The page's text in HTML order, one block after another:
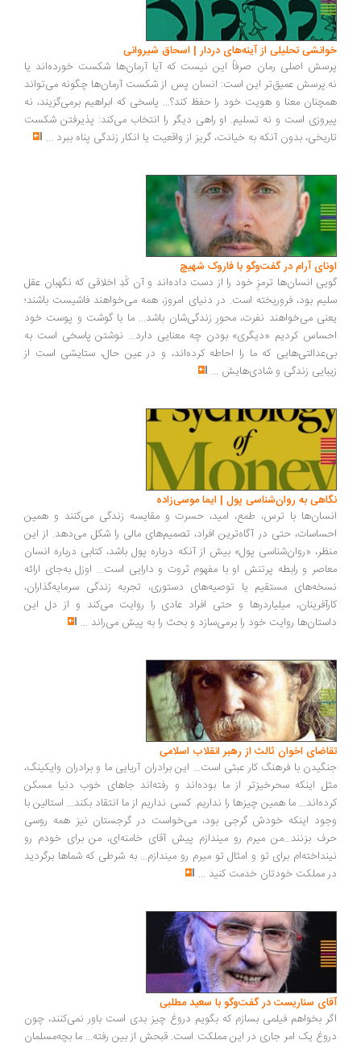
تحلیلی از آینه‌های دردار | اسحاق شیروانی
اصلی رمان صرفاً این نیست که آیا آرمان‌ها شکست خورده‌اند یا
عمیق‌تر این است: انسان پس از شکست آرمان‌ها چگونه می‌تواند
معنا و هویت خود را حفظ کند؟... پاسخی که ابراهیم برمی‌گزیند، نه
است و نه تسلیم. او راهی دیگر را انتخاب می‌کند: پذیرفتن شکست
بدون آنکه به خیانت، گریز از واقعیت یا انکار زندگی پناه ببرد...
آرام در گفت‌وگو با فاروک شهیچ‭
انسان‌ها ترمزِ خود را از دست داده‌اند و آن کُدِ اخلاقی که نگهبان عقل
بود، فروریخته است. در دنیای امروز، همه می‌خواهند فاشیست باشند؛
می‌خواهند نفرت، محورِ زندگی‌شان باشد... ما با گوشت و پوست خود
کردیم «دیگری» بودن چه معنایی دارد... نوشتن پاسخی است به
که ما را احاطه کرده‌اند، و در عین حال، ستایشی است از
زندگی و شادی‌هایش...
به روان‌شناسی پول | ایما موسی‌زاده
با ترس، طمع، امید، حسرت و مقایسه زندگی می‌کنند و همین
حتی در آگاه‌ترین افراد، تصمیم‌های مالی را شکل می‌دهد. از این
«روان‌شناسی پول» بیش از آنکه درباره پول باشد، کتابی درباره انسان
و رابطه پرتنش او با مفهوم ثروت و دارایی است... اوزل به‌جای ارائه
مستقیم یا توصیه‌های دستوری، تجربه زندگی سرمایه‌گذاران،
میلیاردرها و حتی افراد عادی را روایت می‌کند و از دل این
روایت خود را برمی‌سازد و بحث را به پیش می‌راند ...
اخوان ثالث از رهبر انقلاب اسلامی
با فرهنگ کار عبثی است... این برادران آریایی ما و برادران وایکینگ،
اینکه سحرخیزتر از ما بوده‌اند و رفته‌اند جاهای خوب دنیا مسکن
ما همین چیزها را نداریم. کسی نداریم از ما انتقاد بکند... استالین با
اینکه خودش گرجی بود، می‌خواست در گرجستان نیز همه روسی
بزنند...من میرم رو میندازم پیش آقای خامنه‌ای، من برای خودم رو
برای تو و امثال تو میرم رو میندازم... به شرطی که شماها برگردید
مملکت خودتان خدمت کنید...
سناریست در گفت‌وگو با سعید مطلبی
بخواهم فیلمی بسازم که بگویم دروغ چیز بدی است باور نمی‌کنند، چون
یک امر جاری در این مملکت است. قبحش از بین رفته... ما بچه‌مسلمان